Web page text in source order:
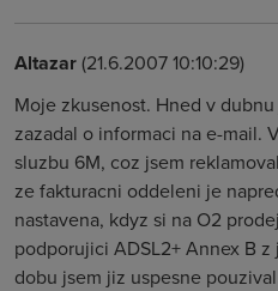
Altazar(21.6.2007 10:10:29)
Moje zkusenost. Hned v
zazadal o informaci na e-mail.
sluzbu 6M, coz jsem
ze fakturacni oddeleni je
nastavena, kdyz si na O2
podporujici ADSL2+ Annex B
dobu jsem jiz uspesne